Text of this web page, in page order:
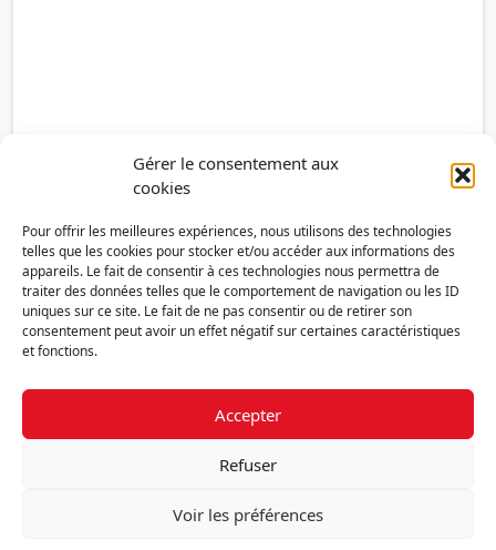
Gérer le consentement aux
cookies
Pour offrir les meilleures expériences, nous utilisons des technologies
telles que les cookies pour stocker et/ou accéder aux informations des
appareils. Le fait de consentir à ces technologies nous permettra de
traiter des données telles que le comportement de navigation ou les ID
uniques sur ce site. Le fait de ne pas consentir ou de retirer son
consentement peut avoir un effet négatif sur certaines caractéristiques
et fonctions.
Accepter
Refuser
Voir les préférences
Politique de confidentialité
RGPD
Nous contacter